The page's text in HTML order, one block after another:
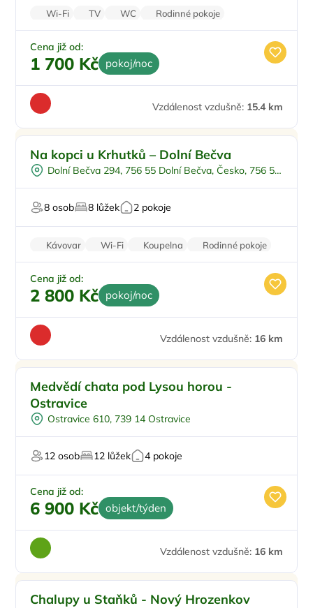
Wi-Fi TV WC
Rodinné pokoje
Balkon/terasa
Cena již od:
1 700 Kč pokoj/noc
Vzdálenost vzdušně: 15.4 km
Venkovní bazén
Na okraji města
U lesa
Na kopci u Krhutků – Dolní Bečva
Dolní Bečva 294, 756 55 Dolní Bečva, Česko, 756 55
8 osob
8 lůžek 2 pokoje
Kávovar Wi-Fi Koupelna
Rodinné pokoje
Nekuřácký objekt
Cena již od:
2 800 Kč pokoj/noc
Vzdálenost vzdušně: 16 km
Medvědí chata pod Lysou horou -
Ostravice
Ostravice 610, 739 14 Ostravice
12 osob 12 lůžek 4 pokoje
Cena již od:
6 900 Kč objekt/týden
Vzdálenost vzdušně: 16 km
Chalupy u Staňků - Nový Hrozenkov